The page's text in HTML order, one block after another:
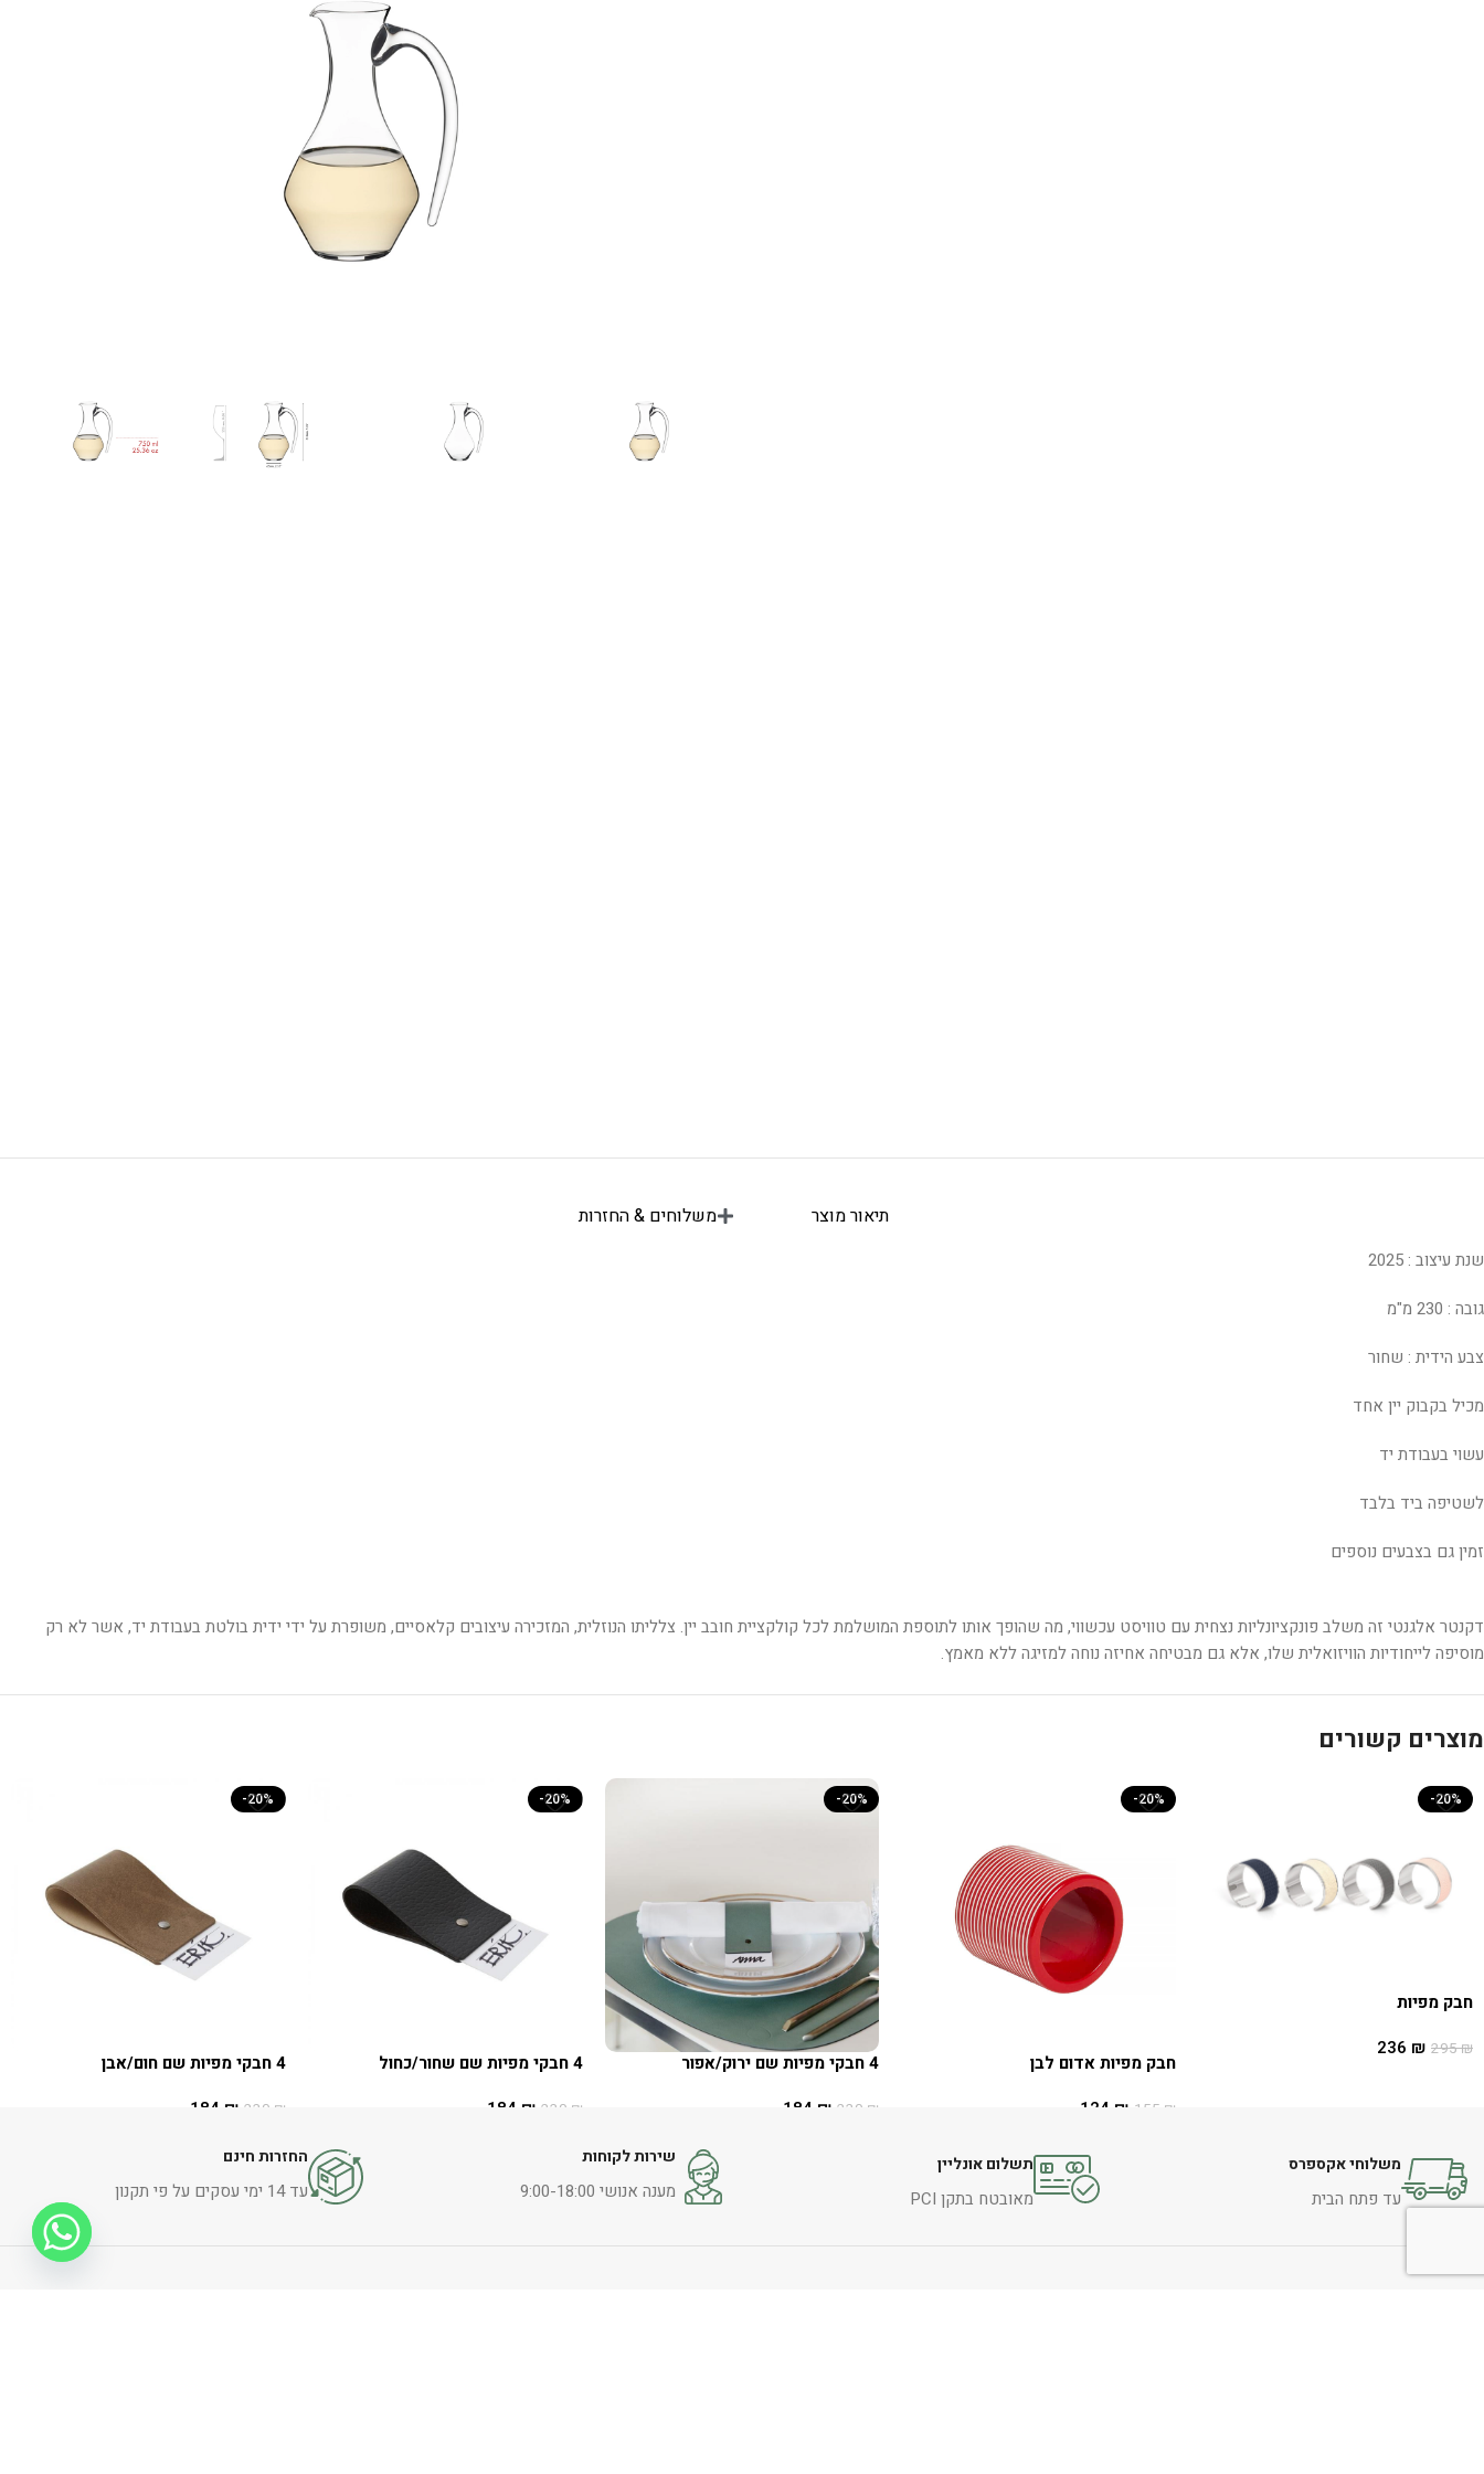
תיאור מוצר משלוחים & החזרות
שנת עיצוב : 2025
גובה : 230 מ"מ
צבע הידית : שחור
מכיל בקבוק יין אחד
עשוי בעבודת יד
לשטיפה ביד בלבד
זמין גם בצבעים נוספים
דקנטר אלגנטי זה משלב פונקציונליות נצחית עם טוויסט עכשווי, מה שהופך אותו לתוספת המושלמת לכל קולקציית חובב יין. צלליתו הנוזלית, המזכירה עיצובים קלאסיים, משופרת על ידי ידית בולטת בעבודת יד, אשר לא רק
מוסיפה לייחודיות הוויזואלית שלו, אלא גם מבטיחה אחיזה נוחה למזיגה ללא מאמץ.
מוצרים קשורים
-20%
חבק מפיות
295₪
236 ₪
-20%
חבק מפיות אדום לבן
155 ₪
124 ₪
-20%
4 חבקי מפיות שם ירוק/אפור
230 ₪
184 ₪
-20%
4 חבקי מפיות שם שחור/כחול
230 ₪
184 ₪
-20%
4 חבקי מפיות שם חום/אבן
230 ₪
184 ₪
משלוחי אקספרס
עד פתח הבית
תשלום אונליין
מאובטח בתקן PCI
שירות לקוחות
מענה אנושי 9:00-18:00
החזרות חינם
עד 14 ימי עסקים על פי תקנון